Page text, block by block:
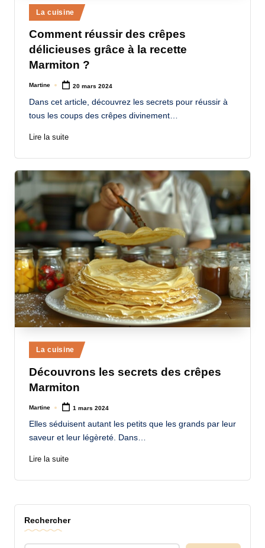
M
a
m
a
Posted
in
La cuisine
Comment réussir des crêpes
délicieuses grâce à la recette
Marmiton ?
Posted
Martine 20 mars 2024
Dans cet article, découvrez les secrets pour réussir à
tous les coups des crêpes divinement…
Lire la suite
Posted
in
La cuisine
Découvrons les secrets des crêpes
Marmiton
Posted
Martine 1 mars 2024
Elles séduisent autant les petits que les grands par leur
saveur et leur légèreté. Dans…
Lire la suite
Rechercher